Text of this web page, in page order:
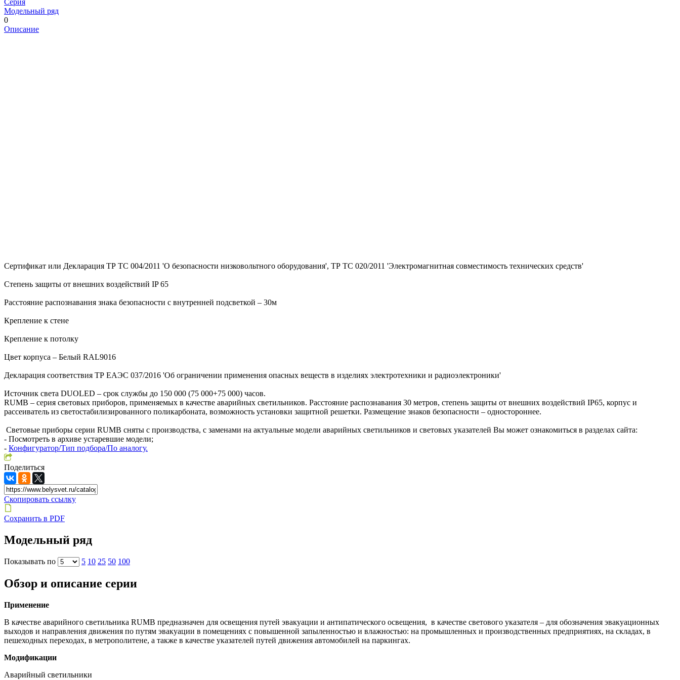
Модельный ряд
0
Описание
Сертификат или Декларация ТР ТС 004/2011 'О безопасности низковольтного оборудования', ТР ТС 020/2011 'Электромагнитная совместимость технических средств'
Степень защиты от внешних воздействий IP 65
Расстояние распознавания знака безопасности с внутренней подсветкой – 30м
Крепление к стене
Крепление к потолку
Цвет корпуса – Белый RAL9016
Декларация соответствия ТР ЕАЭС 037/2016 'Об ограничении применения опасных веществ в изделиях электротехники и радиоэлектроники'
Источник света DUOLED – срок службы до 150 000 (75 000+75 000) часов.
RUMB – серия световых приборов, применяемых в качестве аварийных светильников. Расстояние распознавания 30 метров, степень защиты от внешних воздействий IP65, корпус и
рассеиватель из светостабилизированного поликарбоната, возможность установки защитной решетки. Размещение знаков безопасности – одностороннее.
Световые приборы серии RUMB сняты с производства, с заменами на актуальные модели аварийных светильников и световых указателей Вы может ознакомиться в разделах сайта:
- Посмотреть в архиве устаревшие модели;
- Конфигуратор/Тип подбора/По аналогу.
Поделиться
Скопировать ссылку
Сохранить в PDF
Модельный ряд
Показывать по 5 10 25 50 100
Обзор и описание серии
Применение
В качестве аварийного светильника RUMB предназначен для освещения путей эвакуации и антипатического освещения, в качестве светового указателя – для обозначения эвакуационных
выходов и направления движения по путям эвакуации в помещениях с повышенной запыленностью и влажностью: на промышленных и производственных предприятиях, на складах, в
пешеходных переходах, в метрополитене, а также в качестве указателей путей движения автомобилей на паркингах.
Модификации
Аварийный светильники